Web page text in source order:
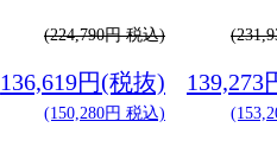
(224,790円 税込)
136,619円(税抜)
(150,280円 税込)
139,273